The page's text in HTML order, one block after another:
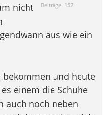
Beiträge: 152
nicht
aus wie ein
bekommen und heute
einem die Schuhe
auch noch neben